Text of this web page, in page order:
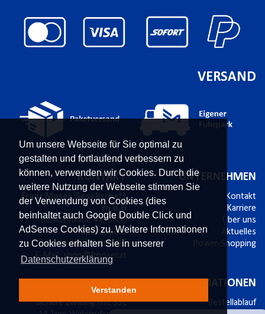
Um unsere Webseite für Sie optimal zu
gestalten und fortlaufend verbessern zu
können, verwenden wir Cookies. Durch die
weitere Nutzung der Webseite stimmen Sie
der Verwendung von Cookies (dies
beinhaltet auch Google Double Click und
AdSense Cookies) zu. Weitere Informationen
zu Cookies erhalten Sie in unserer
Datenschutzerklärung
Verstanden
VERSAND
KONTAKT
Franz Moser Gesellschaft
m.b.H
Bünkerstraße 44,9800
Spittal/Drau
Tel. +43 4762 5401 226
E-Mail: shop@fmoser.at
UNTERNEHMEN
Kontakt
Karriere
Über uns
Aktuelles
Power-Shopping
sichere Zahlung mit SSL
INFORMATIONEN
Bestellablauf
×